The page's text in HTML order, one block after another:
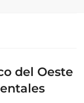
del Oeste